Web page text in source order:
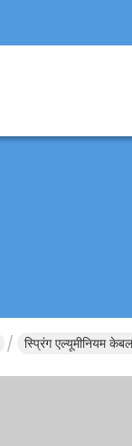
स्प्रिंग एल्यूमीनियम